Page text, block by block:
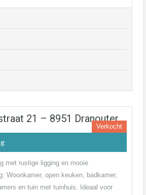
21 – 8951 Dranouter
Verkocht
met rustige ligging en mooie
Woonkamer, open keuken, badkamer,
en tuin met tuinhuis. Ideaal voor